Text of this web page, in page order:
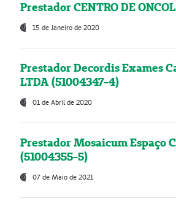
Prestador CENTRO DE
15 de Janeiro de 2020
Prestador Decordis Exames
LTDA (51004347-4)
01 de Abril de 2020
Prestador Mosaicum Espaço
(51004355-5)
07 de Maio de 2021